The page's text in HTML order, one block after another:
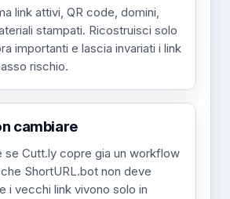
link attivi, QR code, domini,
stampati. Ricostruisci solo
importanti e lascia invariati i link
rischio.
cambiare
se Cutt.ly copre gia un workflow
ShortURL.bot non deve
i vecchi link vivono solo in